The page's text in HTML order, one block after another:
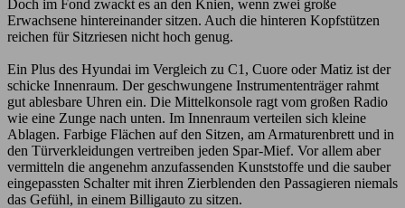
Doch im Fond zwackt es an den Knien, wenn zwei große
Erwachsene hintereinander sitzen. Auch die hinteren Kopfstützen
reichen für Sitzriesen nicht hoch genug.
Ein Plus des Hyundai im Vergleich zu C1, Cuore oder Matiz ist der
schicke Innenraum. Der geschwungene Instrumententräger rahmt
gut ablesbare Uhren ein. Die Mittelkonsole ragt vom großen Radio
wie eine Zunge nach unten. Im Innenraum verteilen sich kleine
Ablagen. Farbige Flächen auf den Sitzen, am Armaturenbrett und in
den Türverkleidungen vertreiben jeden Spar-Mief. Vor allem aber
vermitteln die angenehm anzufassenden Kunststoffe und die sauber
eingepassten Schalter mit ihren Zierblenden den Passagieren niemals
das Gefühl, in einem Billigauto zu sitzen.